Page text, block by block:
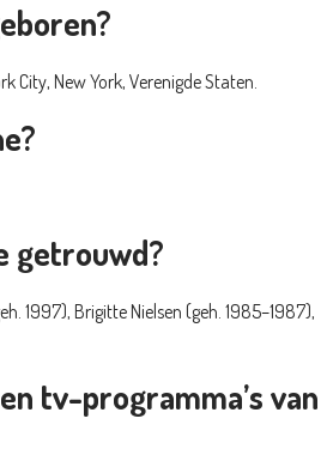
City, New York, Verenigde Staten.
getrouwd?
1997), Brigitte Nielsen (geh. 1985–1987),
tv-programma’s van